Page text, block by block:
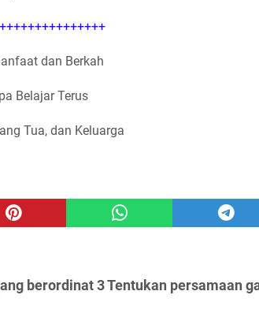
dan Berkah
Belajar Terus
Tua, dan Keluarga
berordinat 3 Tentukan persamaan